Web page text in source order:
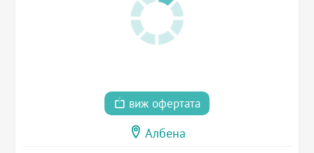
виж офертата
Албена